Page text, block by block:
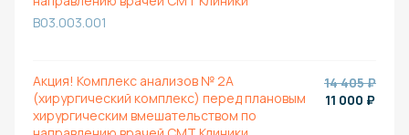
B03.003.001
Акция! Комплекс анализов № 2А
(хирургический комплекс) перед плановым
хирургическим вмешательством по
14 405 ₽
11 000 ₽